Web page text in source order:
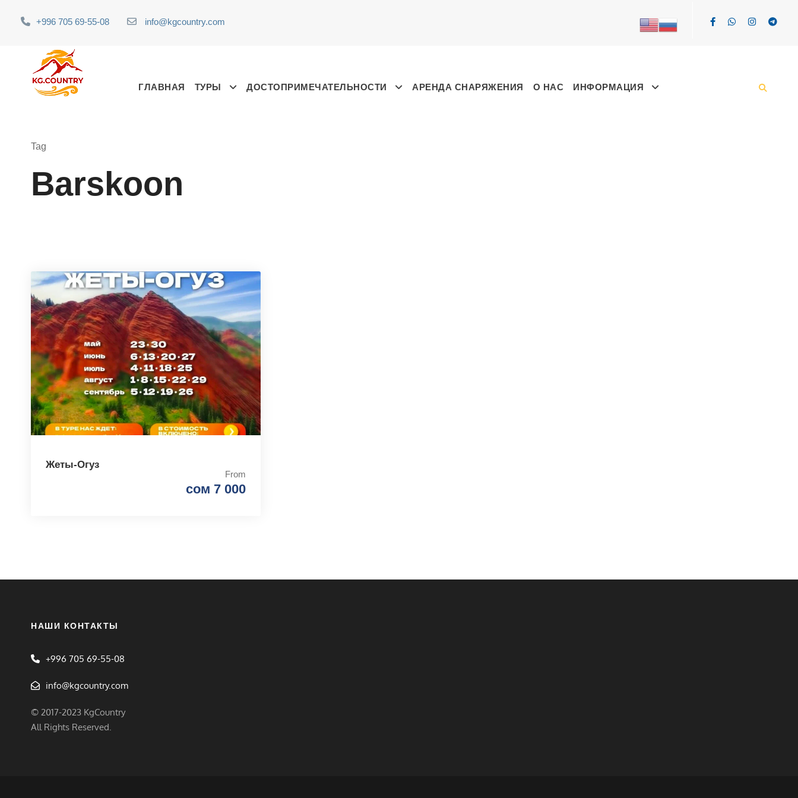
+996 705 69-55-08 info@kgcountry.com
ГЛАВНАЯ ТУРЫ ДОСТОПРИМЕЧАТЕЛЬНОСТИ АРЕНДА СНАРЯЖЕНИЯ О НАС ИНФОРМАЦИЯ
Tag
Barskoon
Жеты-Огуз
From
сом 7 000
НАШИ КОНТАКТЫ
+996 705 69-55-08
info@kgcountry.com
© 2017-2023 KgCountry
All Rights Reserved.